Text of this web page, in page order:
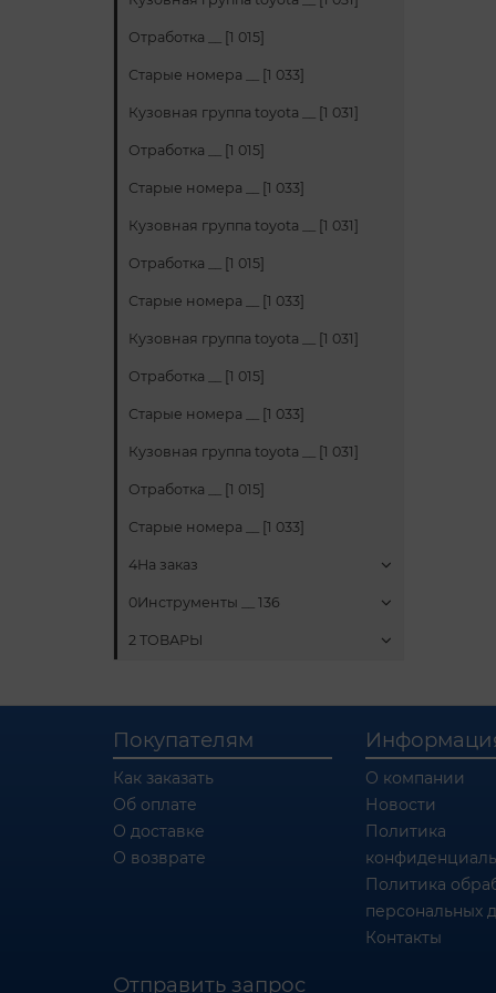
Отработка __ [1 015]
Старые номера __ [1 033]
Кузовная группа toyota __ [1 031]
Отработка __ [1 015]
Старые номера __ [1 033]
Кузовная группа toyota __ [1 031]
Отработка __ [1 015]
Старые номера __ [1 033]
Кузовная группа toyota __ [1 031]
Отработка __ [1 015]
Старые номера __ [1 033]
Кузовная группа toyota __ [1 031]
Отработка __ [1 015]
Старые номера __ [1 033]
4На заказ
0Инструменты __ 136
2 ТОВАРЫ
Покупателям
Как заказать
Об оплате
О доставке
О возврате
О компании
Новости
Политика
Политика
персональных
Контакты
Отправить запрос